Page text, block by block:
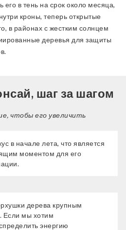
его в тень на срок около месяца,
кроны, теперь открытые
в районах с жестким солнцем
деревья для защиты
шаг за шагом
чтобы его увеличить
в начале лета, что является
моментом для его
дерева крупным
Если мы хотим
энергию